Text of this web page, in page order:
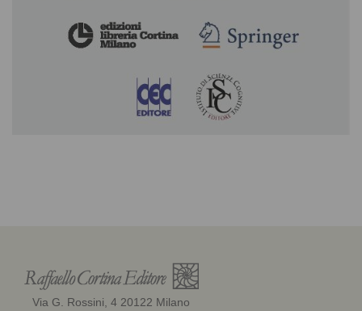
Via G. Rossini, 4 20122 Milano